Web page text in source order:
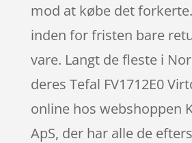
mod at købe det
inden for fristen bare
vare. Langt de fleste i
deres Tefal FV1712E0
online hos webshoppen
ApS, der har alle de